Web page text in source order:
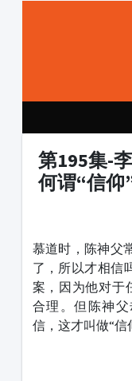
第195集-
何谓“信仰
慕道时，陈神父
了，所以才相信
案，因为他对于
合理。但陈神
信，这才叫做“信